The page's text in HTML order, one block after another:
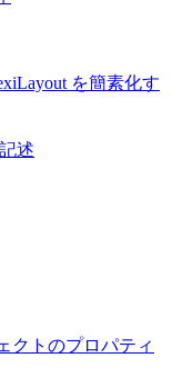
を簡素化す
述
クトのプロパティ